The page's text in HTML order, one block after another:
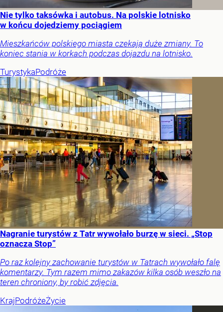
Nie tylko taksówka i autobus. Na polskie lotnisko
w końcu dojedziemy pociągiem
Mieszkańców polskiego miasta czekają duże zmiany. To
koniec stania w korkach podczas dojazdu na lotnisko.
TurystykaPodróże
Nagranie turystów z Tatr wywołało burzę w sieci. „Stop
oznacza Stop”
Po raz kolejny zachowanie turystów w Tatrach wywołało falę
komentarzy. Tym razem mimo zakazów kilka osób weszło na
teren chroniony, by robić zdjęcia.
KrajPodróżeŻycie